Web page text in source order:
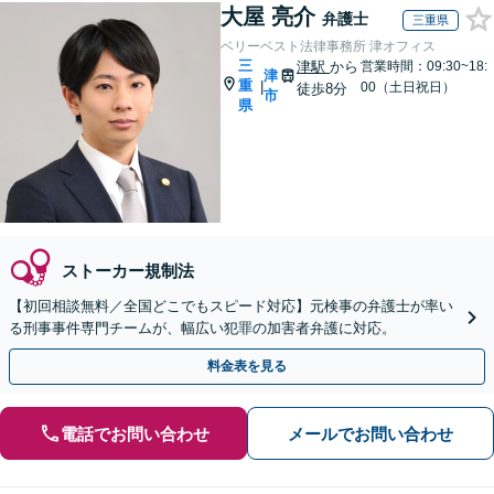
大屋 亮介 弁護士 三重県
ベリーベスト法律事務所 津オフィス
三
重
県
|
津
市
津駅から
徒歩8分
営業時間：09:30~18:
00（土日祝日）
ストーカー規制法
【初回相談無料／全国どこでもスピード対応】元検事の弁護士が率い
る刑事事件専門チームが、幅広い犯罪の加害者弁護に対応。
料金表を見る
電話でお問い合わせ メールでお問い合わせ